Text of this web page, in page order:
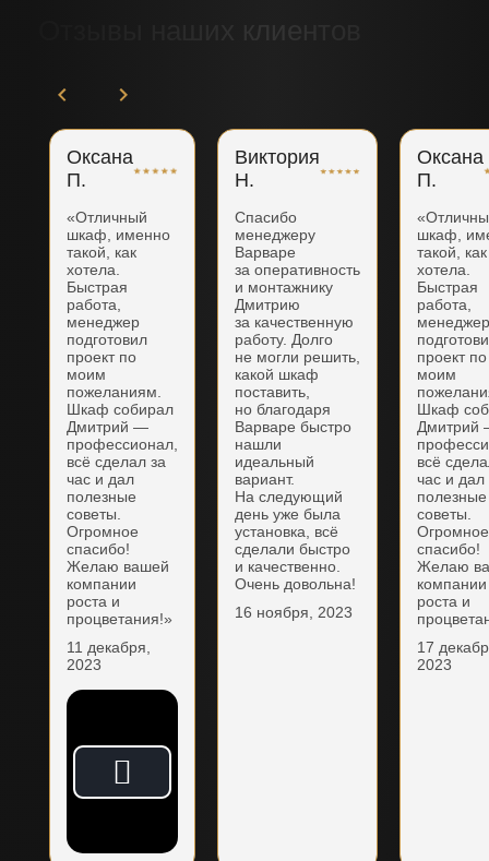
Оксана
П.
«Отличный
шкаф, именно
такой, как
хотела.
Быстрая
работа,
менеджер
подготовил
проект по
моим
пожеланиям.
Шкаф собирал
Дмитрий —
профессионал,
всё сделал за
час и дал
полезные
советы.
Огромное
спасибо!
Желаю вашей
компании
роста и
процветания!»
11 декабря,
2023
Виктория
Н.
Спасибо
менеджеру
Варваре
за оперативность
и монтажнику
Дмитрию
за качественную
работу. Долго
не могли решить,
какой шкаф
поставить,
но благодаря
Варваре быстро
нашли
идеальный
вариант.
На следующий
день уже была
установка, всё
сделали быстро
и качественно.
Очень довольна!
16 ноября, 2023
Оксана
П.
шкаф,
такой, как
хотела.
Быстрая
работа,
проект по
моим
Шкаф
Дмитрий
всё
час и дал
полезные
советы.
Огромное
спасибо!
Желаю
компании
роста и
17
2023